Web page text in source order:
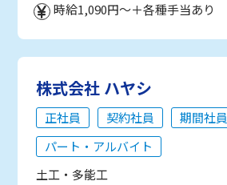
時給1,090円～＋各種手当あり
株式会社 ハヤシ
正社員 契約社員
期間社員
パート・アルバイト
土工・多能工